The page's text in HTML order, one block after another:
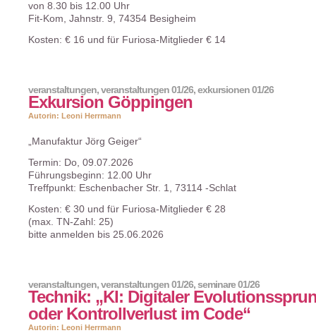
von 8.30 bis 12.00 Uhr
Fit-Kom, Jahnstr. 9, 74354 Besigheim
Kosten: € 16 und für Furiosa-Mitglieder € 14
Exkursion Göppingen
veranstaltungen,veranstaltungen 01/26,exkursionen 01/26
Autorin: Leoni Herrmann
„Manufaktur Jörg Geiger“
Termin: Do, 09.07.2026
Führungsbeginn: 12.00 Uhr
Treffpunkt: Eschenbacher Str. 1, 73114 -Schlat
Kosten: € 30 und für Furiosa-Mitglieder € 28
(max. TN-Zahl: 25)
bitte anmelden bis 25.06.2026
Technik: „KI: Digitaler
oder Kontrollverlust im Code“
veranstaltungen,veranstaltungen 01/26,seminare 01/26
Autorin: Leoni Herrmann